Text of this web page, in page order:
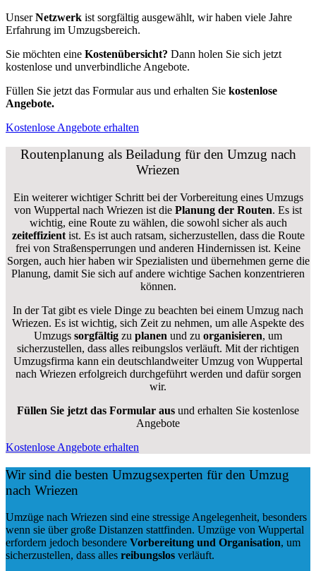
UnserNetzwerk ist sorgfältig ausgewählt, wir haben viele Jahre
Erfahrung im Umzugsbereich.
Sie möchten eine Kostenübersicht? Dann holen Sie sich jetzt
kostenlose und unverbindliche Angebote.
Füllen Sie jetzt das Formular aus und erhalten Sie kostenlose
Angebote.
Kostenlose Angebote erhalten
Routenplanung als Beiladung für den Umzug nach
Wriezen
Ein weiterer wichtiger Schritt bei der Vorbereitung eines Umzugs
von Wuppertal nach Wriezen ist die Planung der Routen. Es ist
wichtig, eine Route zu wählen, die sowohl sicher als auch
zeiteffizientist. Es ist auch ratsam, sicherzustellen, dass die Route
frei von Straßensperrungen und anderen Hindernissen ist. Keine
Sorgen, auch hier haben wir Spezialisten und übernehmen gerne die
Planung, damit Sie sich auf andere wichtige Sachen konzentrieren
können.
In der Tat gibt es viele Dinge zu beachten bei einem Umzug nach
Wriezen. Es ist wichtig, sich Zeit zu nehmen, um alle Aspekte des
Umzugs sorgfältig zu planen und zu organisieren, um
sicherzustellen, dass alles reibungslos verläuft. Mit der richtigen
Umzugsfirma kann ein deutschlandweiter Umzug von Wuppertal
nach Wriezen erfolgreich durchgeführt werden und dafür sorgen
wir.
Füllen Sie jetzt das Formular aus und erhalten Sie kostenlose
Angebote
Kostenlose Angebote erhalten
Wir sind die besten Umzugsexperten für den Umzug
nach Wriezen
Umzüge nach Wriezen sind eine stressige Angelegenheit, besonders
wenn sie über große Distanzen stattfinden. Umzüge von Wuppertal
erfordern jedoch besondere Vorbereitung und Organisation, um
sicherzustellen, dass alles reibungslos verläuft.